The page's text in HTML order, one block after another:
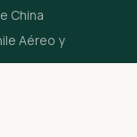
China
Aéreo y